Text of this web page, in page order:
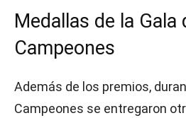
Medallas de la Gala
Campeones
Además de los premios,
Campeones se entregaron